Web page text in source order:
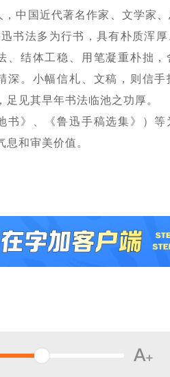
中国近代著名作家、文学家
书法多为行书，具有朴质浑厚
、结体工稳、用笔凝重朴拙，
深。小幅信札、文稿，则信手
见其早年书法临池之功厚。
》、《鲁迅手稿选集》）等
和审美价值。